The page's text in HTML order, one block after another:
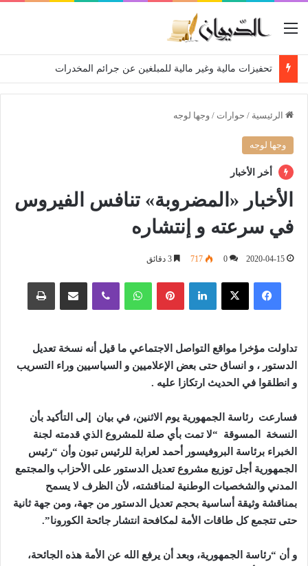
القائمة
تحفيزات مالية وغير مالية للمبلغين عن جرائم المخدرات
الرئيسية / حوارات / وجها لوجه
وجها لوجه
أخر الأخبار
الأخبار «المضروبة» تنافس الفيروس
في سرعته و إنتشاره
2020-04-15
0
717
فيسبوك ‫X لينكدإن بينتيريست واتساب ڤايبر مشاركة عبر البريد
تداولت مؤخرا مواقع التواصل الاجتماعي ما قيل أنه نسخة تعديل
الدستور ، و انساق حتى بعض الإعلاميين و السياسيين وراء التسريب
و انطلقوا في الحديث ارتكازا عليه .
فسارعت رئاسة الجمهورية يوم الاثنين، في بيان إلى التأكيد بأن
النسخة المسوقة “لا تمت بأي صلة للمشروع الذي قدمته لجنة
الخبراء برئاسة البروفيسور أحمد لعرابة للرئيس تبون وأن “رئيس
الجمهورية أجل توزيع مشروع تعديل الدستور على الأحزاب والمجتمع
المدني والشخصيات الوطنية لمناقشته، لأن الظرف لا يسمح
بمناقشة وثيقة أساسية بحجم تعديل الدستور من جهة، ومن جهة ثانية
حتى تتجمع كل طاقات الأمة لمكافحة انتشار جائحة الكورونا”.
و أن “رئاسة الجمهورية، وبعد أن يرفع الله عن الأمة هذه الجائحة،